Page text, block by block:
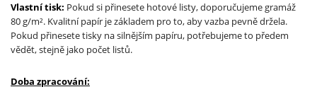
Vlastní tisk: Pokud si přinesete hotové listy, doporučujeme gramáž
80 g/m². Kvalitní papír je základem pro to, aby vazba pevně držela.
Pokud přinesete tisky na silnějším papíru, potřebujeme to předem
vědět, stejně jako počet listů.
Doba zpracování: